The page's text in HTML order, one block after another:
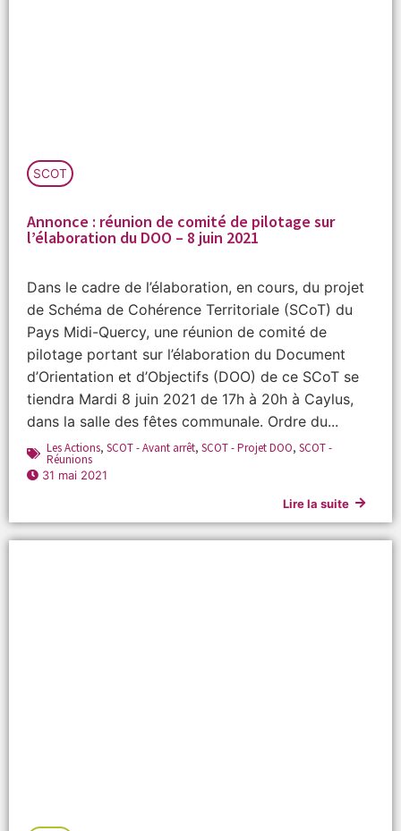
SCOT
Annonce : réunion de comité de pilotage sur
l’élaboration du DOO – 8 juin 2021
Dans le cadre de l’élaboration, en cours, du projet
de Schéma de Cohérence Territoriale (SCoT) du
Pays Midi-Quercy, une réunion de comité de
pilotage portant sur l’élaboration du Document
d’Orientation et d’Objectifs (DOO) de ce SCoT se
tiendra Mardi 8 juin 2021 de 17h à 20h à Caylus,
dans la salle des fêtes communale. Ordre du...
Les Actions, SCOT - Avant arrêt, SCOT - Projet DOO, SCOT -
Réunions
31 mai 2021
Lire la suite